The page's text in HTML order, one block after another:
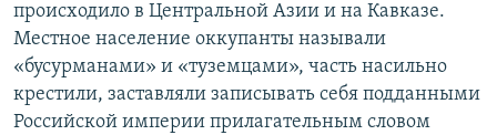
происходило в Центральной Азии и на Кавказе.
Местное население оккупанты называли
«бусурманами» и «туземцами», часть насильно
крестили, заставляли записывать себя подданными
Российской империи прилагательным словом